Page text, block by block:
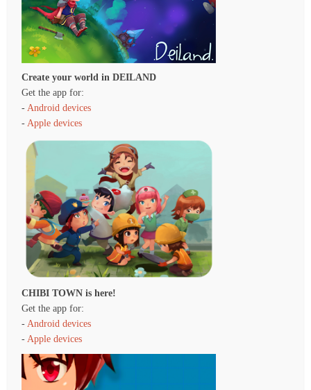
Create your world in DEILAND
Get the app for:
-Android devices
-Apple devices
CHIBI TOWN is here!
Get the app for:
-Android devices
-Apple devices